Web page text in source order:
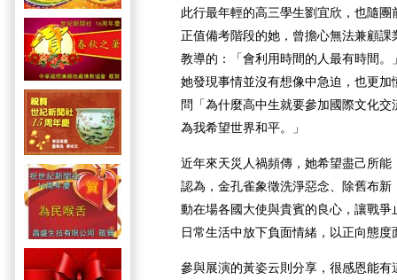
此行最年輕的高三學生劉宜欣，也隨
正值備考階段的她，曾擔心無法兼顧
教導的：「會利用時間的人最有時間
她發現事情並沒有想像中急迫，也更
問「為什麼高中生就要參加國際文化
為我希望世界和平。」
近年來天災人禍頻傳，她希望盡己所
認為，金孔雀象徵洗淨惡念、除舊布
動在場各國大使與貴賓的良心，讓戰
日常生活中放下負面情緒，以正向態度
參與展演的黃姿云則分享，很感恩能